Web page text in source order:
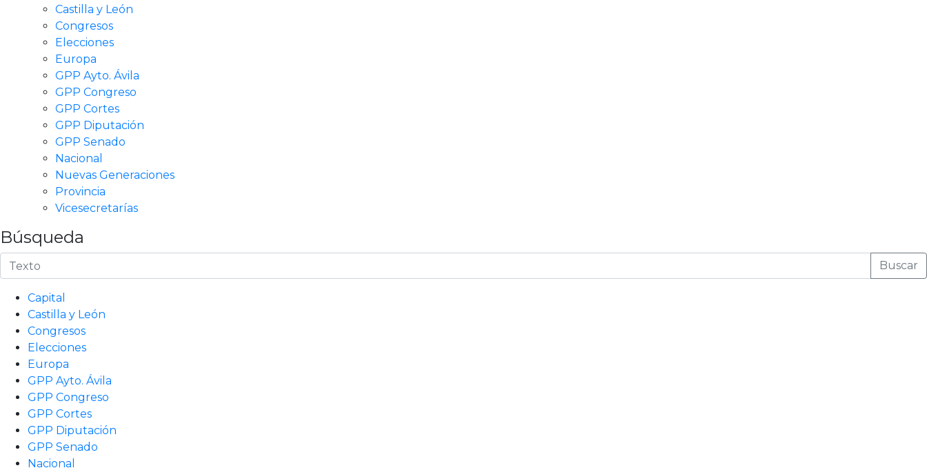
Castilla y León
Congresos
Elecciones
Europa
GPP Ayto. Ávila
GPP Congreso
GPP Cortes
GPP Diputación
GPP Senado
Nacional
Nuevas Generaciones
Provincia
Vicesecretarías
Búsqueda
Buscar
Capital
Castilla y León
Congresos
Elecciones
Europa
GPP Ayto. Ávila
GPP Congreso
GPP Cortes
GPP Diputación
GPP Senado
Nacional